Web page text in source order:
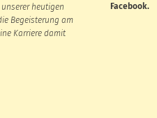
heutigen
Begeisterung am
Karriere damit
Facebook.